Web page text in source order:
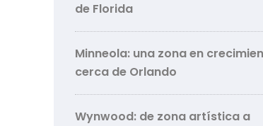
de Florida
Minneola: una zona en
cerca de Orlando
Wynwood: de zona artística a